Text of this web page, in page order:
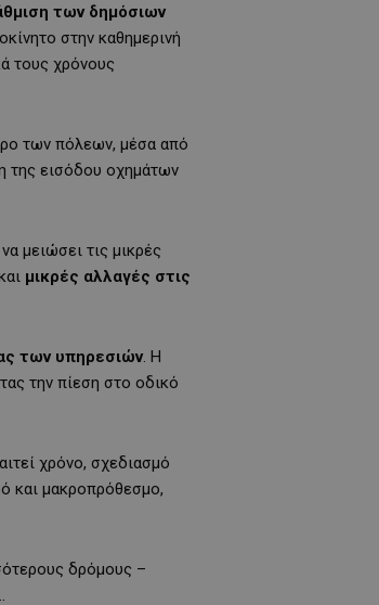
των δημόσιων
στην καθημερινή
τους χρόνους
των πόλεων, μέσα από
της εισόδου οχημάτων
μειώσει τις μικρές
μικρές αλλαγές στις
των υπηρεσιών. Η
την πίεση στο οδικό
χρόνο, σχεδιασμό
και μακροπρόθεσμο,
δρόμους –